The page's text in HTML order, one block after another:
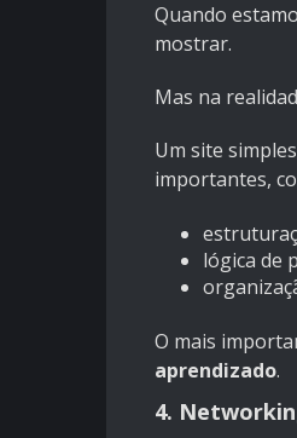
Quando
mostrar.
Mas na
Um site
importantes,
lógica de
O mais
aprendizado.
4.